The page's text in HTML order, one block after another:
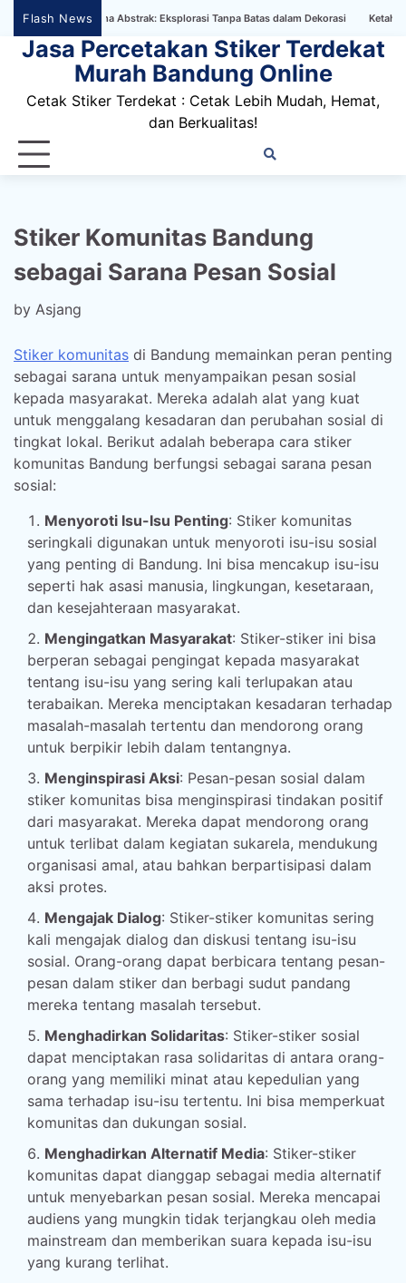
Skip
content
Flash News
Bertema Abstrak: Eksplorasi Tanpa Batas dalam Dekorasi Ketahanan
Jasa Percetakan Stiker Terdekat
Murah Bandung Online
Cetak Stiker Terdekat : Cetak Lebih Mudah, Hemat,
dan Berkualitas!
Stiker Komunitas Bandung
sebagai Sarana Pesan Sosial
by Asjang
Stiker komunitas di Bandung memainkan peran penting
sebagai sarana untuk menyampaikan pesan sosial
kepada masyarakat. Mereka adalah alat yang kuat
untuk menggalang kesadaran dan perubahan sosial di
tingkat lokal. Berikut adalah beberapa cara stiker
komunitas Bandung berfungsi sebagai sarana pesan
sosial:
Menyoroti Isu-Isu Penting: Stiker komunitas
seringkali digunakan untuk menyoroti isu-isu sosial
yang penting di Bandung. Ini bisa mencakup isu-isu
seperti hak asasi manusia, lingkungan, kesetaraan,
dan kesejahteraan masyarakat.
Mengingatkan Masyarakat: Stiker-stiker ini bisa
berperan sebagai pengingat kepada masyarakat
tentang isu-isu yang sering kali terlupakan atau
terabaikan. Mereka menciptakan kesadaran terhadap
masalah-masalah tertentu dan mendorong orang
untuk berpikir lebih dalam tentangnya.
Menginspirasi Aksi: Pesan-pesan sosial dalam
stiker komunitas bisa menginspirasi tindakan positif
dari masyarakat. Mereka dapat mendorong orang
untuk terlibat dalam kegiatan sukarela, mendukung
organisasi amal, atau bahkan berpartisipasi dalam
aksi protes.
Mengajak Dialog: Stiker-stiker komunitas sering
kali mengajak dialog dan diskusi tentang isu-isu
sosial. Orang-orang dapat berbicara tentang pesan-
pesan dalam stiker dan berbagi sudut pandang
mereka tentang masalah tersebut.
Menghadirkan Solidaritas: Stiker-stiker sosial
dapat menciptakan rasa solidaritas di antara orang-
orang yang memiliki minat atau kepedulian yang
sama terhadap isu-isu tertentu. Ini bisa memperkuat
komunitas dan dukungan sosial.
Menghadirkan Alternatif Media: Stiker-stiker
komunitas dapat dianggap sebagai media alternatif
untuk menyebarkan pesan sosial. Mereka mencapai
audiens yang mungkin tidak terjangkau oleh media
mainstream dan memberikan suara kepada isu-isu
yang kurang terlihat.